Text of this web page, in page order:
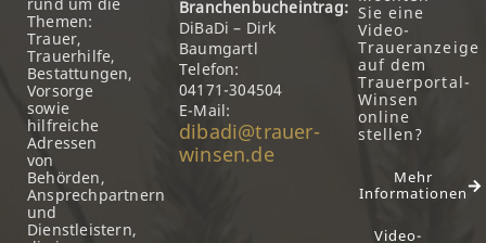
Themen:
Trauer,
Trauerhilfe,
Bestattungen,
Vorsorge
sowie
hilfreiche
Adressen
von
Behörden,
Ansprechpartnern
und
Dienstleistern,
Branchenbucheintrag:
DiBaDi – Dirk
Baumgartl
Telefon:
04171-304504
E-Mail:
dibadi@trauer-
winsen.de
Sie eine
Video-
Traueranzeige
auf dem
Trauerportal-
Winsen
online
stellen?
Mehr
Informationen
Video-